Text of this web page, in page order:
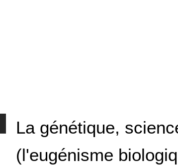
La génétique,
(l'eugénisme